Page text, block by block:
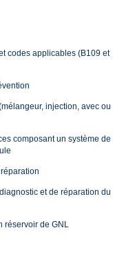
codes applicables (B109 et
injection, avec ou
composant un système de
et de réparation du
réservoir de GNL